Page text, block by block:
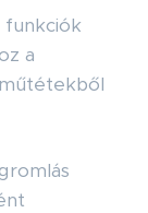
funkciók
a